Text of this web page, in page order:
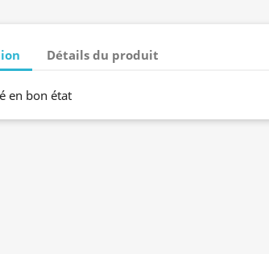
Détails du produit
en bon état